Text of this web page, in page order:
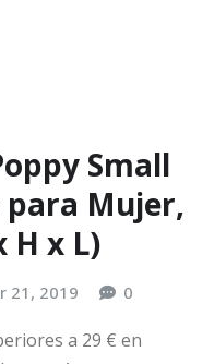
Small
para Mujer,
H x L)
21, 2019 0
a 29 € en